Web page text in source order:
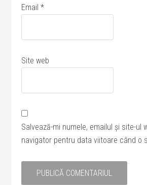
Email*
Site web
Salvează-mi numele, emailul și site-ul
navigator pentru data viitoare când o